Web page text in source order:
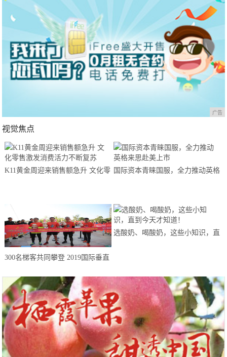
广告
视觉焦点
K11黄金周迎来销售额急升 文化零
国际资本青睐国服，全力推动英格
300名梯客共同攀登 2019国际垂直
站欢乐开跑
选酸奶、喝酸奶，这些小知识，直